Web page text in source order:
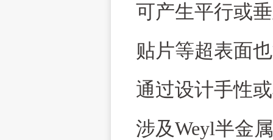
可产生平行或
贴片等超表面
通过设计手性
涉及Weyl半金